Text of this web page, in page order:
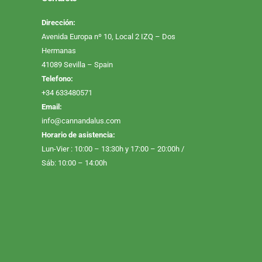
Dirección:
Avenida Europa nº 10, Local 2 IZQ – Dos
Hermanas
41089 Sevilla – Spain
Telefono:
+34 633480571
Email:
info@cannandalus.com
Horario de asistencia:
Lun-Vier : 10:00 – 13:30h y 17:00 – 20:00h /
Sáb: 10:00 – 14:00h